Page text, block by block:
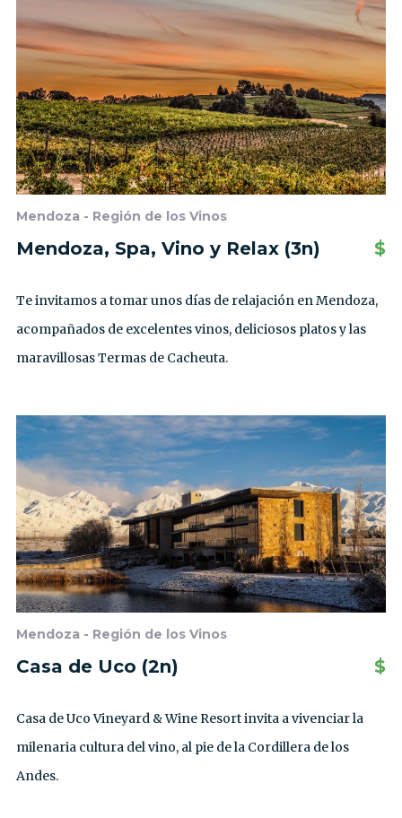
Mendoza - Región de los Vinos
Mendoza, Spa, Vino y Relax (3n) $
Te invitamos a tomar unos días de relajación en Mendoza,
acompañados de excelentes vinos, deliciosos platos y las
maravillosas Termas de Cacheuta.
Mendoza - Región de los Vinos
Casa de Uco (2n) $
Casa de Uco Vineyard & Wine Resort invita a vivenciar la
milenaria cultura del vino, al pie de la Cordillera de los
Andes.